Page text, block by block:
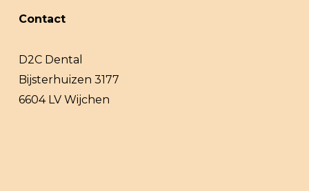
Contact
D2C Dental
Bijsterhuizen 3177
6604 LV Wijchen